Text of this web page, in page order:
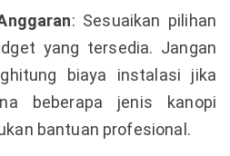
: Sesuaikan pilihan
yang tersedia. Jangan
biaya instalasi jika
beberapa jenis kanopi
bantuan profesional.